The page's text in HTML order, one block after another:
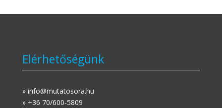
Elérhetőségünk
» info@mutatosora.hu
» +36 70/600-5809